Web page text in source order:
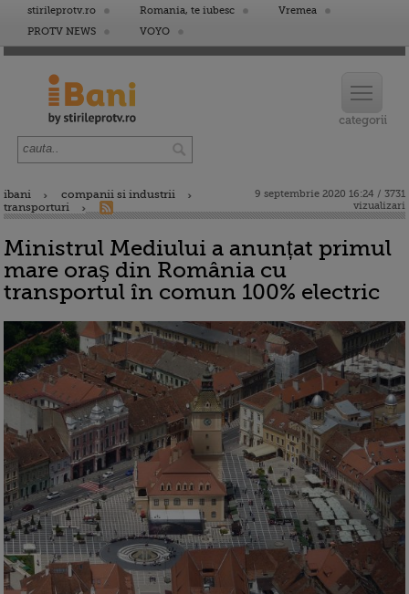
stirileprotv.ro Romania, te iubesc
Vremea
PROTV NEWS
VOYO
ibani
companii si industrii
transporturi
9 septembrie 2020 16:24 / 3731
vizualizari
Ministrul Mediului a anunțat primul
mare oraş din România cu
transportul în comun 100% electric